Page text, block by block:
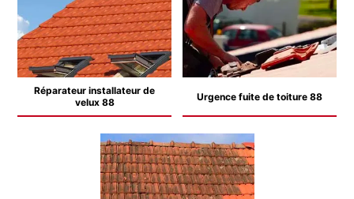
Réparateur installateur de
velux 88
Urgence fuite de toiture 88